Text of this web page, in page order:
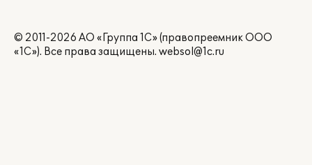
© 2011-2026 АО «Группа 1С» (правопреемник ООО
«1С»). Все права защищены. websol@1c.ru